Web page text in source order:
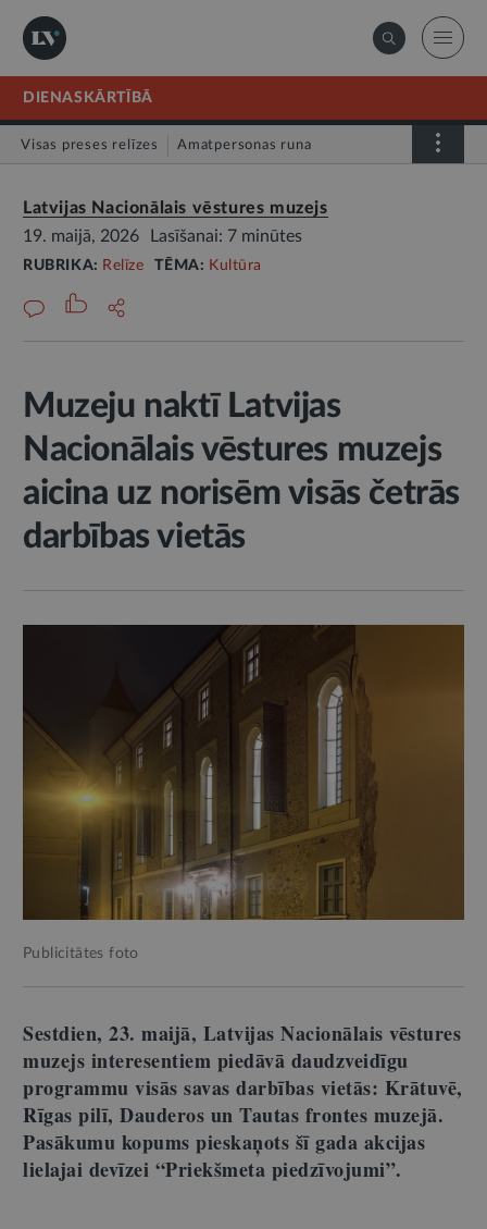
DIENASKĀRTĪBĀ
Visas preses relīzes Amatpersonas runa
Latvijas Nacionālais vēstures muzejs
19. maijā, 2026
Lasīšanai: 7 minūtes
RUBRIKA: Relīze TĒMA: Kultūra
Muzeju naktī Latvijas
Nacionālais vēstures muzejs
aicina uz norisēm visās četrās
darbības vietās
Publicitātes foto
Sestdien, 23. maijā, Latvijas Nacionālais vēstures
muzejs interesentiem piedāvā daudzveidīgu
programmu visās savas darbības vietās: Krātuvē,
Rīgas pilī, Dauderos un Tautas frontes muzejā.
Pasākumu kopums pieskaņots šī gada akcijas
lielajai devīzei “Priekšmeta piedzīvojumi”.